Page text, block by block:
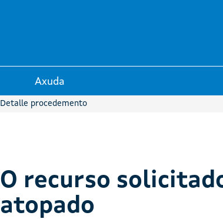
Axuda
Detalle procedemento
O recurso
atopado